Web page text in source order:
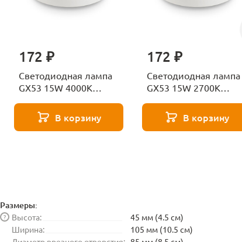
172 ₽
Светодиодная лампа
GX53 15W 4000K
531504 В корзину
172 ₽
Светодиодная лампа
GX53 15W 2700K
531503 В корзину
Размеры:
Высота:
?
45 мм (4.5 см)
Ширина:
105 мм (10.5 см)